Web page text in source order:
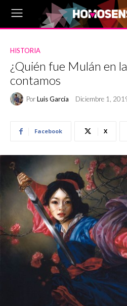
HISTORIA
¿Quién fue Mulán en
contamos
PorLuis García Diciembre 1,
Facebook X